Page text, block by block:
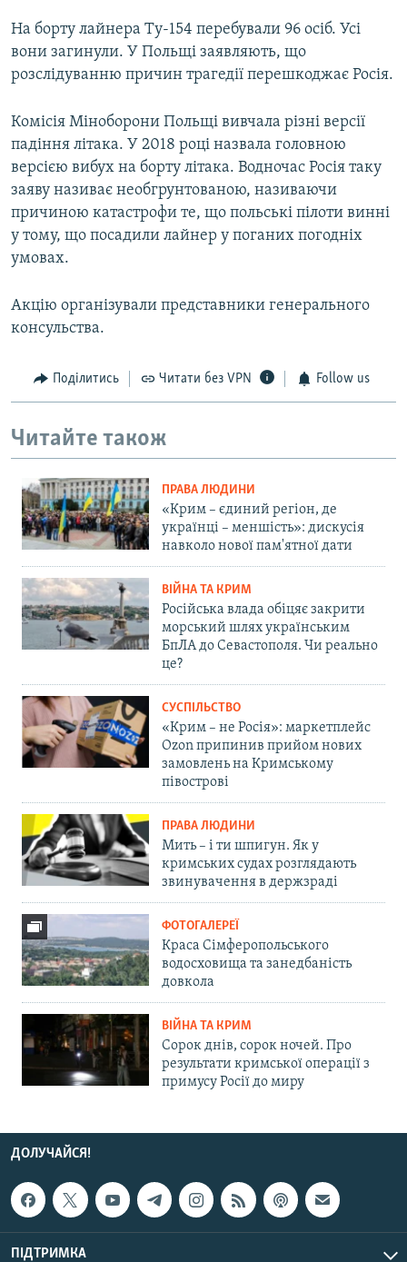
На борту лайнера Ту-154 перебували 96 осіб. Усі
вони загинули. У Польщі заявляють, що
розслідуванню причин трагедії перешкоджає Росія.
Комісія Міноборони Польщі вивчала різні версії
падіння літака. У 2018 році назвала головною
версією вибух на борту літака. Водночас Росія таку
заяву називає необгрунтованою, називаючи
причиною катастрофи те, що польські пілоти винні
у тому, що посадили лайнер у поганих погодніх
умовах.
Акцію організували представники генерального
консульства.
Поділитись Читати без VPN Follow us
Читайте також
ПРАВА ЛЮДИНИ
«Крим – єдиний регіон, де
українці – меншість»: дискусія
навколо нової пам'ятної дати
ВІЙНА ТА КРИМ
Російська влада обіцяє закрити
морський шлях українським
БпЛА до Севастополя. Чи реально
це?
СУСПІЛЬСТВО
«Крим – не Росія»: маркетплейс
Ozon припинив прийом нових
замовлень на Кримському
півострові
ПРАВА ЛЮДИНИ
Мить – і ти шпигун. Як у
кримських судах розглядають
звинувачення в держзраді
ФОТОГАЛЕРЕЇ
Краса Сімферопольського
водосховища та занедбаність
довкола
ВІЙНА ТА КРИМ
Сорок днів, сорок ночей. Про
результати кримської операції з
примусу Росії до миру
ДОЛУЧАЙСЯ!
ПІДТРИМКА